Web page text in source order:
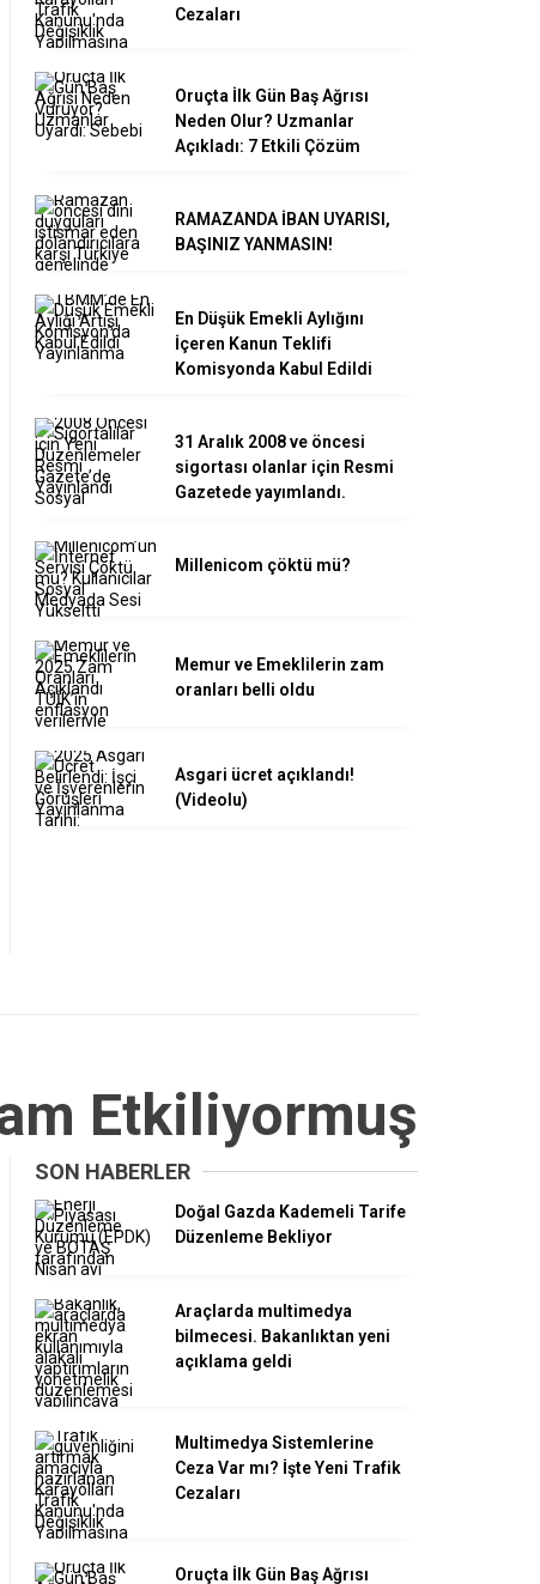
Cezaları
Oruçta İlk Gün Baş Ağrısı
Neden Olur? Uzmanlar
Açıkladı: 7 Etkili Çözüm
RAMAZANDA İBAN UYARISI,
BAŞINIZ YANMASIN!
En Düşük Emekli Aylığını
İçeren Kanun Teklifi
Komisyonda Kabul Edildi
31 Aralık 2008 ve öncesi
sigortası olanlar için Resmi
Gazetede yayımlandı.
Millenicom çöktü mü?
Memur ve Emeklilerin zam
oranları belli oldu
Asgari ücret açıklandı!
(Videolu)
Etkiliyormuş
SON HABERLER
Doğal Gazda Kademeli Tarife
Düzenleme Bekliyor
Araçlarda multimedya
bilmecesi. Bakanlıktan yeni
açıklama geldi
Multimedya Sistemlerine
Ceza Var mı? İşte Yeni Trafik
Cezaları
Oruçta İlk Gün Baş Ağrısı